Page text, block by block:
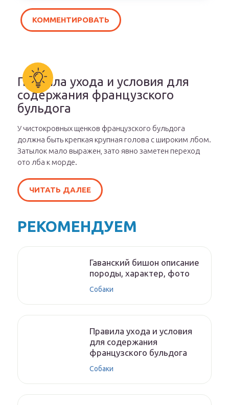
Правила ухода и условия для
содержания французского
бульдога
У чистокровных щенков французского бульдога
должна быть крепкая крупная голова с широким лбом.
Затылок мало выражен, зато явно заметен переход
ото лба к морде.
ЧИТАТЬ ДАЛЕЕ
РЕКОМЕНДУЕМ
Гаванский бишон описание
породы, характер, фото
Собаки
Правила ухода и условия
для содержания
французского бульдога
Собаки